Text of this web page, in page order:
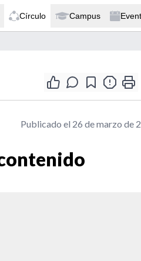
Círculo Campus
Publicado el 26 de marzo de